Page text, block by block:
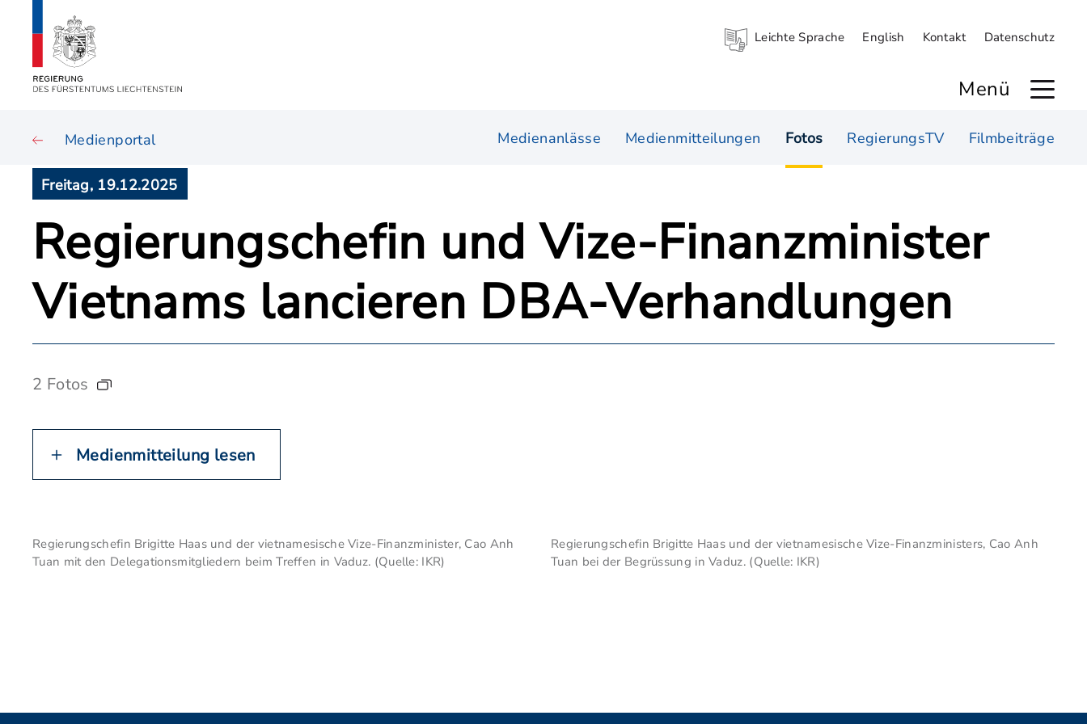
Leichte Sprache English Kontakt Datenschutz
Menü
Medienportal Medienanlässe Medienmitteilungen Fotos RegierungsTV Filmbeiträge
Freitag, 19.12.2025
Regierungschefin und Vize-Finanzminister
Vietnams lancieren DBA-Verhandlungen
2 Fotos
Medienmitteilung lesen
Regierungschefin Brigitte Haas und der vietnamesische Vize-Finanzminister, Cao Anh
Tuan mit den Delegationsmitgliedern beim Treffen in Vaduz. (Quelle: IKR)
Regierungschefin Brigitte Haas und der vietnamesische Vize-Finanzministers, Cao Anh
Tuan bei der Begrüssung in Vaduz. (Quelle: IKR)